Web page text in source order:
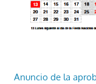
Anuncio de la